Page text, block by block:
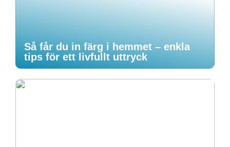
Så får du in färg i hemmet – enkla
tips för ett livfullt uttryck